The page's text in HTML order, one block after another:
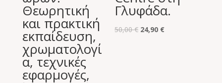
Θεωρητική
και πρακτική
εκπαίδευση,
χρωματολογί
α, τεχνικές
εφαρμογές,
Γλυφάδα.
50,00€ Original
24,90 €